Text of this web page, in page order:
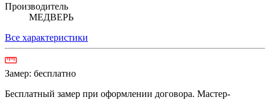
Производитель
МЕДВЕРЬ
Все характеристики
Замер: бесплатно
Бесплатный замер при оформлении договора. Мастер-